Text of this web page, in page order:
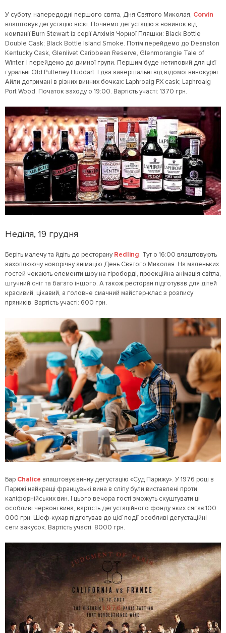
У суботу, напередодні першого свята, Дня Святого Миколая, Corvin
влаштовує дегустацію віскі. Почнемо дегустацію з новинок від
компанії Burn Stewart із серії Алхімія Чорної Пляшки: Black Bottle
Double Cask; Black Bottle Island Smoke. Потім перейдемо до Deanston
Kentucky Cask, Glenlivet Caribbean Reserve, Glenmorangie Tale of
Winter. І перейдемо до димної групи. Першим буде нетиповий для цієї
гуральні Old Pulteney Huddart. І два завершальні від відомої винокурні
Айли дотримані в різних винних бочках: Laphroaig PX cask; Laphroaig
Port Wood. Початок заходу о 19:00. Вартість участі: 1370 грн.
Неділя, 19 грудня
Беріть малечу та йдіть до ресторануRedling. Тут о 16:00 влаштовують
захоплюючу новорічну анімацію День Святого Миколая. На маленьких
гостей чекають елементи шоу на гіроборді, проекційна анімація світла,
штучний сніг та багато іншого. А також ресторан підготував для дітей
красивий, цікавий, а головне смачний майстер-клас з розпису
пряників. Вартість участі: 600 грн.
Бар Chalice влаштовує винну дегустацію «Суд Парижу». У 1976 році в
Парижі найкращі французькі вина в сліпу були виставлені проти
каліфорнійських вин. І цього вечора гості зможуть скуштувати ці
особливі червоні вина, вартість дегустаційного фонду яких сягає 100
000 грн. Шеф-кухар підготував до цієї події особливі дегустаційні
сети закусок. Вартість участі: 8000 грн.